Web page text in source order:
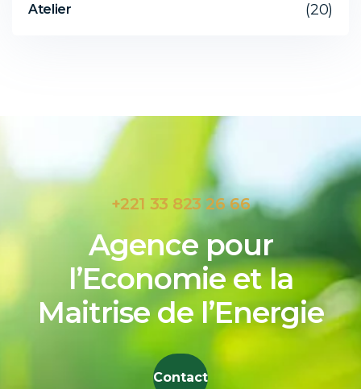
Atelier (20)
+221 33 823 26 66
Agence pour
l’Economie et la
Maitrise de l’Energie
Contact